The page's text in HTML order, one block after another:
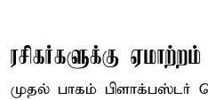
ரசிகர்களுக்கு ஏமாற்றம்
முதல் பாகம் பிளாக்பஸ்டர்